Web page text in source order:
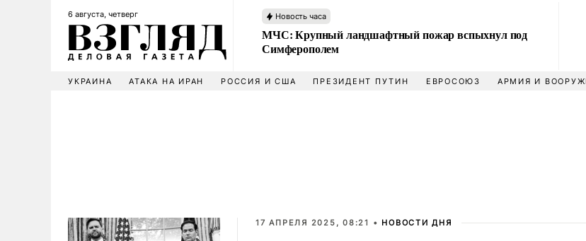
6 августа, четверг Новость часа
МЧС: Крупный ландшафтный пожар вспыхнул под
Симферополем
УКРАИНА АТАКА НА ИРАН РОССИЯ И США ПРЕЗИДЕНТ ПУТИН ЕВРОСОЮЗ АРМИЯ И
17 АПРЕЛЯ 2025, 08:21 • НОВОСТИ ДНЯ